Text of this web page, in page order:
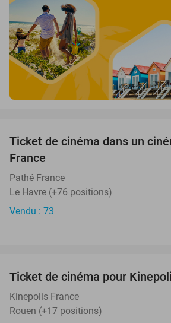
Ticket de cinéma dans un
France
Pathé France
Le Havre (+76 positions)
Vendu : 73
OUT
Ticket de cinéma pour
Kinepolis France
Rouen (+17 positions)